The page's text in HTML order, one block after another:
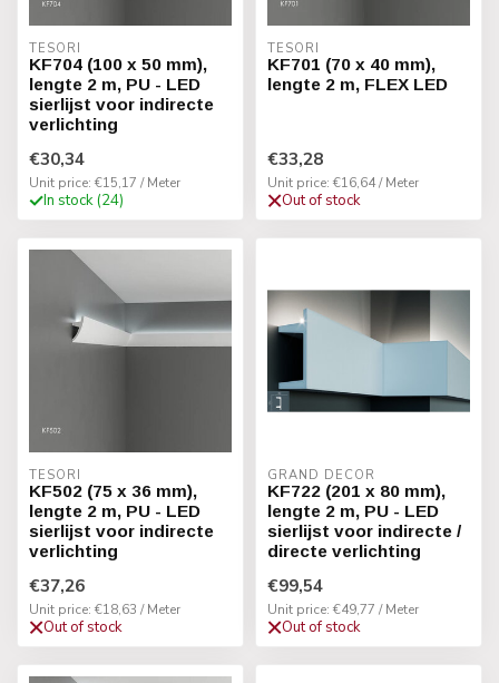
TESORI
KF704 (100 x 50 mm),
lengte 2 m, PU - LED
sierlijst voor indirecte
verlichting
€30,34
Unit price: €15,17 / Meter
In stock (24)
TESORI
KF701 (70 x 40 mm),
lengte 2 m, FLEX LED
€33,28
Unit price: €16,64 / Meter
Out of stock
TESORI
KF502 (75 x 36 mm),
lengte 2 m, PU - LED
sierlijst voor indirecte
verlichting
€37,26
Unit price: €18,63 / Meter
Out of stock
GRAND DECOR
KF722 (201 x 80 mm),
lengte 2 m, PU - LED
sierlijst voor indirecte /
directe verlichting
€99,54
Unit price: €49,77 / Meter
Out of stock